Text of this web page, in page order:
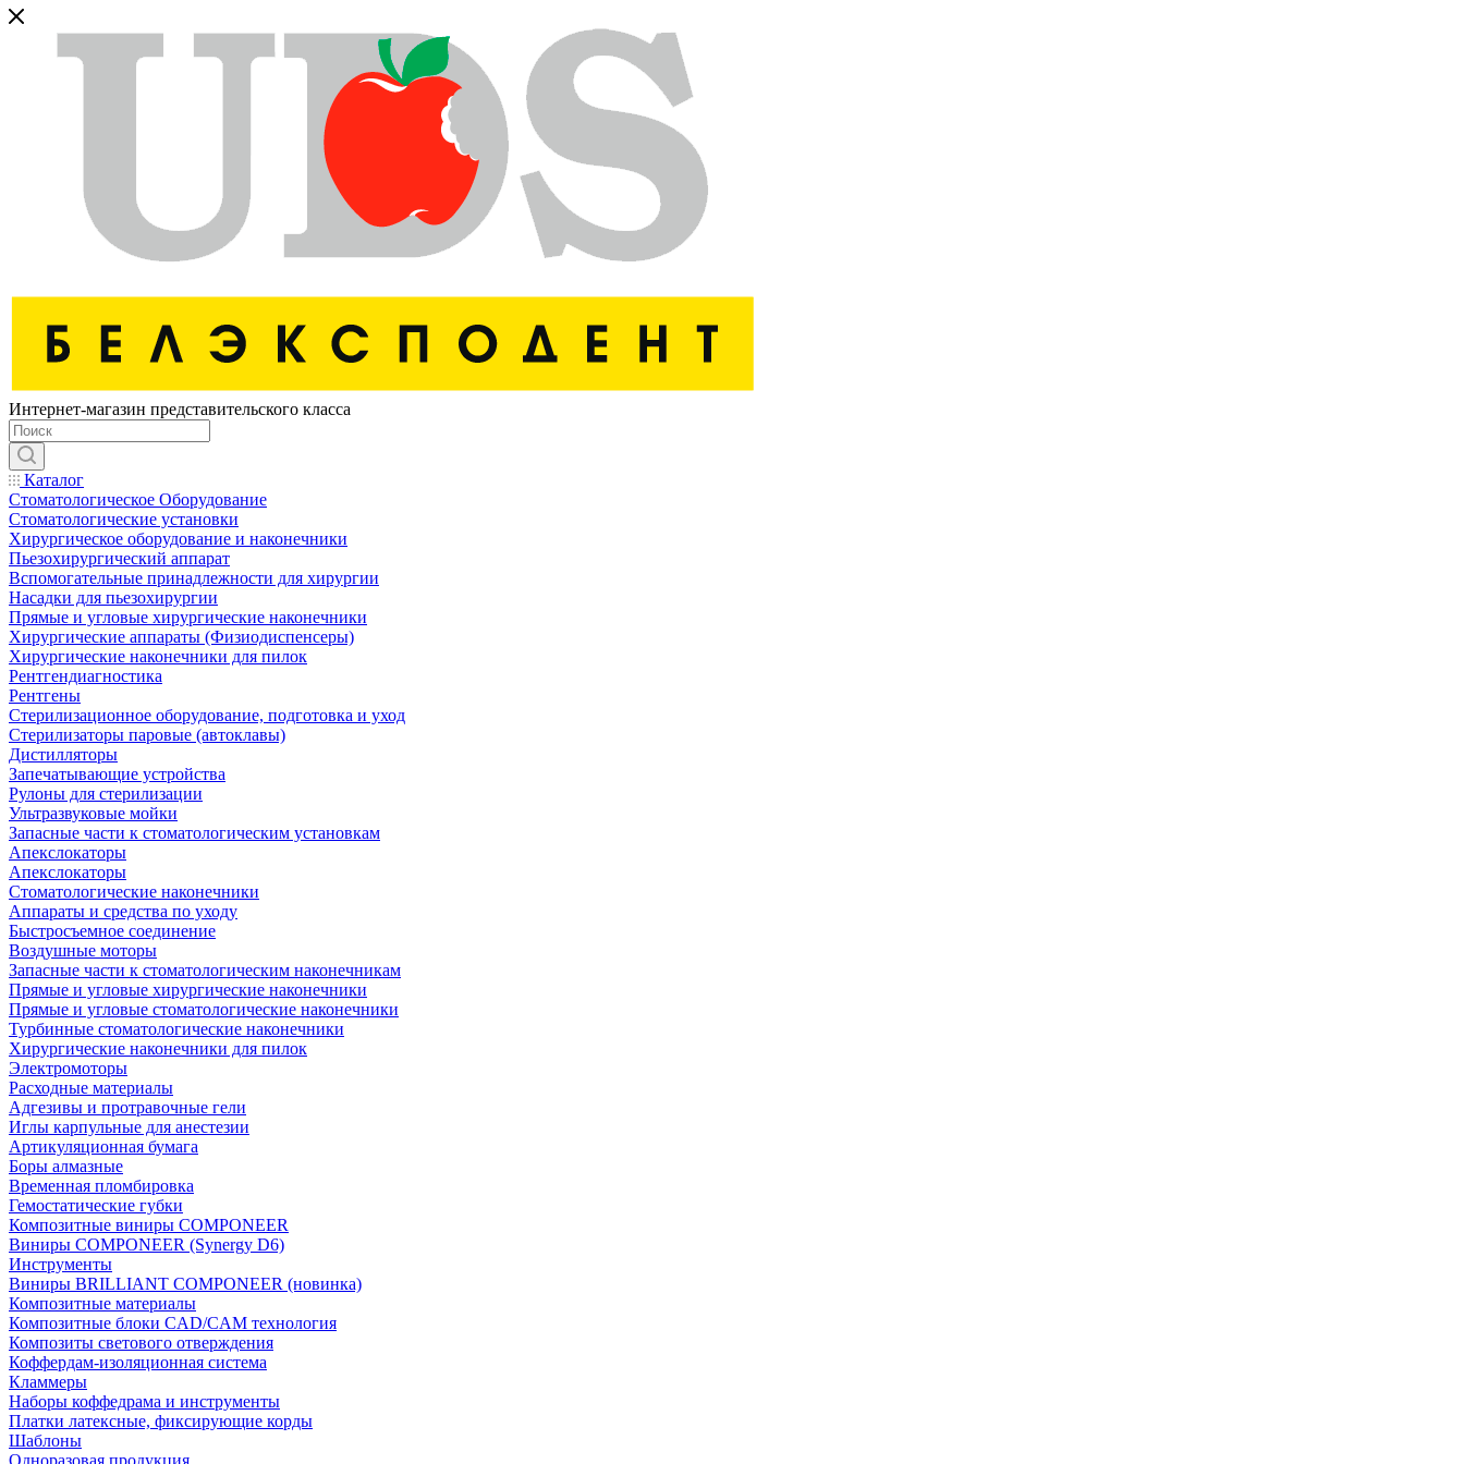
Интернет-магазин представительского класса
Каталог
Стоматологическое Оборудование
Стоматологические установки
Хирургическое оборудование и наконечники
Пьезохирургический аппарат
Вспомогательные принадлежности для хирургии
Насадки для пьезохирургии
Прямые и угловые хирургические наконечники
Хирургические аппараты (Физиодиспенсеры)
Хирургические наконечники для пилок
Рентгендиагностика
Рентгены
Стерилизационное оборудование, подготовка и уход
Стерилизаторы паровые (автоклавы)
Дистилляторы
Запечатывающие устройства
Рулоны для стерилизации
Ультразвуковые мойки
Запасные части к стоматологическим установкам
Апекслокаторы
Апекслокаторы
Стоматологические наконечники
Аппараты и средства по уходу
Быстросъемное соединение
Воздушные моторы
Запасные части к стоматологическим наконечникам
Прямые и угловые хирургические наконечники
Прямые и угловые стоматологические наконечники
Турбинные стоматологические наконечники
Хирургические наконечники для пилок
Электромоторы
Расходные материалы
Адгезивы и протравочные гели
Иглы карпульные для анестезии
Артикуляционная бумага
Боры алмазные
Временная пломбировка
Гемостатические губки
Композитные виниры COMPONEER
Виниры COMPONEER (Synergy D6)
Инструменты
Виниры BRILLIANT COMPONEER (новинка)
Композитные материалы
Композитные блоки CAD/СAM технология
Композиты светового отверждения
Коффердам-изоляционная система
Кламмеры
Наборы коффедрама и инструменты
Платки латексные, фиксирующие корды
Шаблоны
Одноразовая продукция